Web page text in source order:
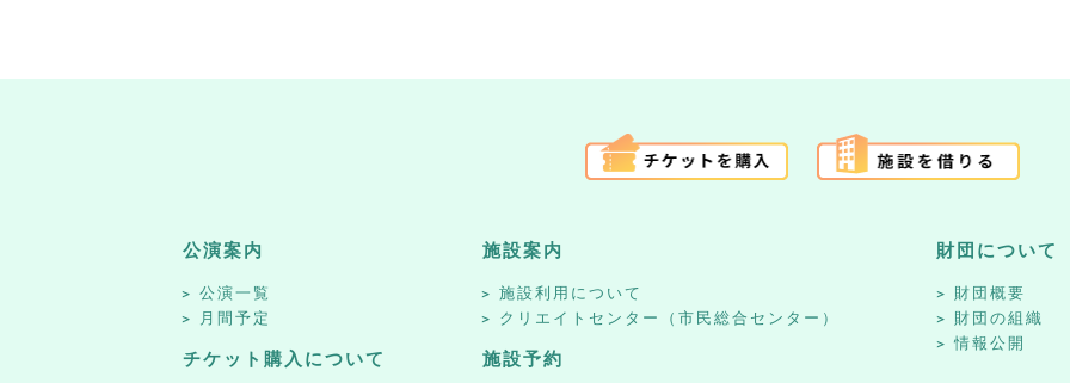
公演案内
公演一覧
月間予定
チケット購入について
施設案内
施設利用について
クリエイトセンター（市民総合センター）
施設予約
財団について
財団概要
財団の組織
情報公開